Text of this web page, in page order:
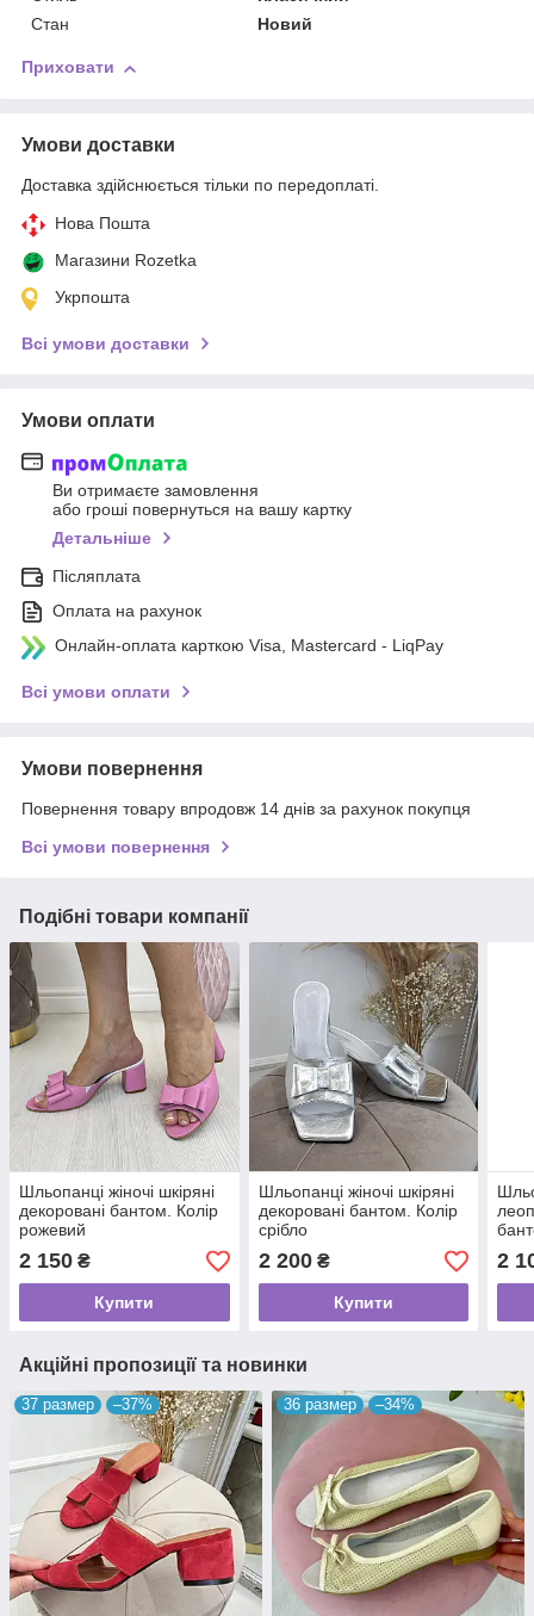
Стан
Новий
Приховати
Умови доставки
Доставка здійснюється тільки по передоплаті.
Нова Пошта
Магазини Rozetka
Укрпошта
Всі умови доставки
Умови оплати
Ви отримаєте замовлення
або гроші повернуться на вашу картку
Детальніше
Післяплата
Оплата на рахунок
Онлайн-оплата карткою Visa, Mastercard - LiqPay
Всі умови оплати
Умови повернення
Повернення товару впродовж 14 днів за рахунок покупця
Всі умови повернення
Подібні товари компанії
Шльопанці жіночі шкіряні
декоровані бантом. Колір
рожевий
2 150 ₴
Купити
Шльопанці жіночі шкіряні
декоровані бантом. Колір
срібло
2 200₴
Купити
2
Акційні пропозиції та новинки
37 размер –37% 36 размер –34%